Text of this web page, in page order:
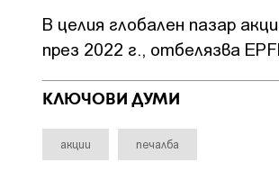
В целия глобален пазар
през 2022 г., отбелязва
КЛЮЧОВИ ДУМИ
акции печалба